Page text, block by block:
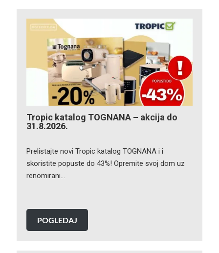
Tropic katalog TOGNANA – akcija do
31.8.2026.
Prelistajte novi Tropic katalog TOGNANA i i
skoristite popuste do 43%! Opremite svoj dom uz
renomirani…
POGLEDAJ